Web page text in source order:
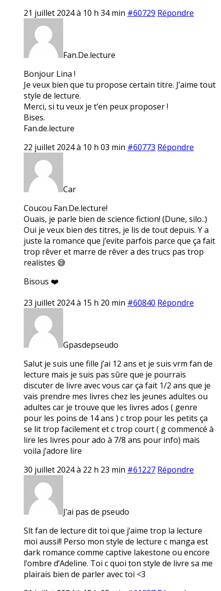
21 juillet 2024 à 10 h 34 min #60729 Répondre
Fan.De.lecture
Bonjour Lina !
Je veux bien que tu propose certain titre. J’aime tout
style de lecture.
Merci, si tu veux je t’en peux proposer !
Bises.
Fan.de.lecture
22 juillet 2024 à 10 h 03 min #60773 Répondre
Car
Coucou Fan.De.lecture!
Ouais, je parle bien de science fiction! (Dune, silo..)
Oui je veux bien des titres, je lis de tout depuis. Y a
juste la romance que j’evite parfois parce que ça fait
trop rêver et marre de rêver a des trucs pas trop
realistes 😅
Bisous ❤️
23 juillet 2024 à 15 h 20 min #60840 Répondre
Gpasdepseudo
Salut je suis une fille j’ai 12 ans et je suis vrm fan de
lecture mais je suis pas sûre que je pourrais
discuter de livre avec vous car ça fait 1/2 ans que je
vais prendre mes livres chez les jeunes adultes ou
adultes car je trouve que les livres ados ( genre
pour les poins de 14 ans ) c trop pour les petits ça
se lit trop facilement et c trop court ( g commencé à
lire les livres pour ado à 7/8 ans pour info) mais
voila j’adore lire
30 juillet 2024 à 22 h 23 min #61227 Répondre
J’ai pas de pseudo
Slt fan de lecture dit toi que j’aime trop la lecture
moi aussi!! Perso mon style de lecture c manga est
dark romance comme captive lakestone ou encore
l’ombre d’Adeline. Toi c quoi ton style de livre sa me
plairais bien de parler avec toi <3